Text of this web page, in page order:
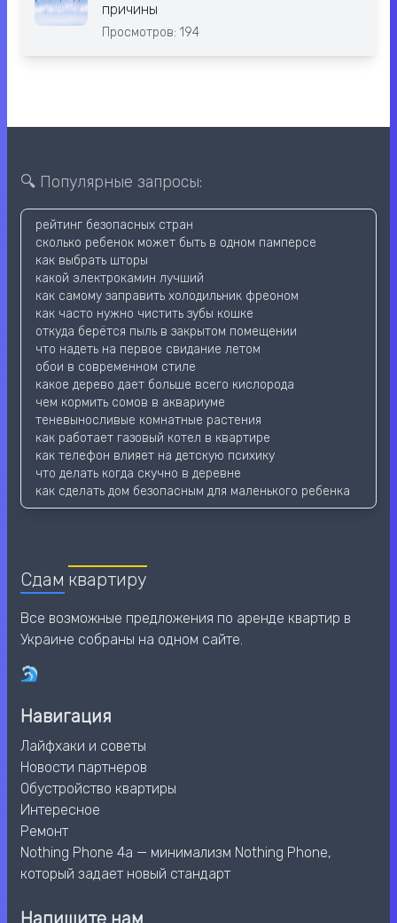
причины
Просмотров: 194
🔍 Популярные запросы:
рейтинг безопасных стран
сколько ребенок может быть в одном памперсе
как выбрать шторы
какой электрокамин лучший
как самому заправить холодильник фреоном
как часто нужно чистить зубы кошке
откуда берётся пыль в закрытом помещении
что надеть на первое свидание летом
обои в современном стиле
какое дерево дает больше всего кислорода
чем кормить сомов в аквариуме
теневыносливые комнатные растения
как работает газовый котел в квартире
как телефон влияет на детскую психику
что делать когда скучно в деревне
как сделать дом безопасным для маленького ребенка
Сдам квартиру
Все возможные предложения по аренде квартир в
Украине собраны на одном сайте.
Навигация
Лайфхаки и советы
Новости партнеров
Обустройство квартиры
Интересное
Ремонт
Nothing Phone 4a — минимализм Nothing Phone,
который задает новый стандарт